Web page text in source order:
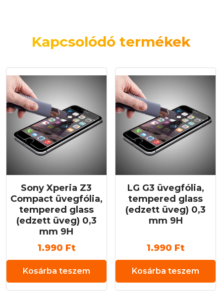
Kapcsolódó termékek
Sony Xperia Z3
Compact üvegfólia,
tempered glass
(edzett üveg) 0,3
mm 9H
1.990 Ft
Kosárba teszem
LG G3 üvegfólia,
tempered glass
(edzett üveg) 0,3
mm 9H
1.990 Ft
Kosárba teszem